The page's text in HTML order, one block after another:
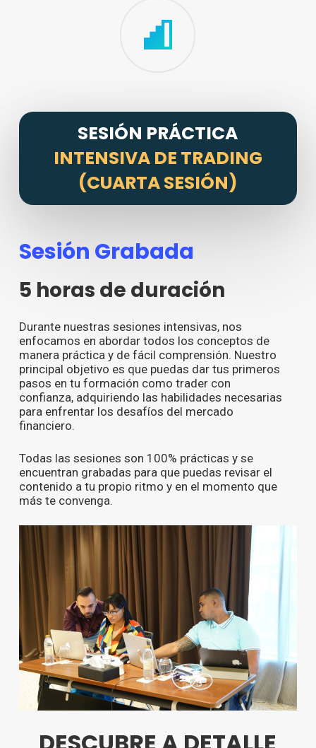
SESIÓN PRÁCTICA
INTENSIVA DE TRADING
(CUARTA SESIÓN)
Sesión Grabada
5 horas de duración
Durante nuestras sesiones intensivas, nos
enfocamos en abordar todos los conceptos de
manera práctica y de fácil comprensión. Nuestro
principal objetivo es que puedas dar tus primeros
pasos en tu formación como trader con
confianza, adquiriendo las habilidades necesarias
para enfrentar los desafíos del mercado
financiero.
Todas las sesiones son 100% prácticas y se
encuentran grabadas para que puedas revisar el
contenido a tu propio ritmo y en el momento que
más te convenga.